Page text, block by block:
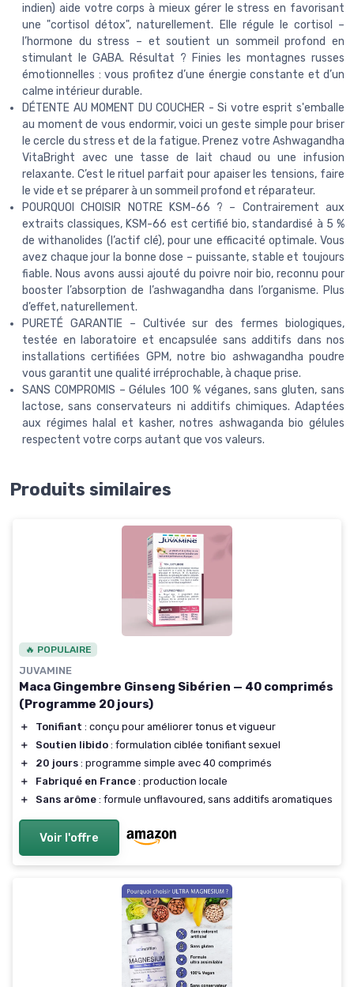
indien) aide votre corps à mieux gérer le stress en favorisant
une "cortisol détox", naturellement. Elle régule le cortisol –
l’hormone du stress – et soutient un sommeil profond en
stimulant le GABA. Résultat ? Finies les montagnes russes
émotionnelles : vous profitez d’une énergie constante et d’un
calme intérieur durable.
DÉTENTE AU MOMENT DU COUCHER - Si votre esprit s'emballe
au moment de vous endormir, voici un geste simple pour briser
le cercle du stress et de la fatigue. Prenez votre Ashwagandha
VitaBright avec une tasse de lait chaud ou une infusion
relaxante. C’est le rituel parfait pour apaiser les tensions, faire
le vide et se préparer à un sommeil profond et réparateur.
POURQUOI CHOISIR NOTRE KSM-66 ? – Contrairement aux
extraits classiques, KSM-66 est certifié bio, standardisé à 5 %
de withanolides (l’actif clé), pour une efficacité optimale. Vous
avez chaque jour la bonne dose – puissante, stable et toujours
fiable. Nous avons aussi ajouté du poivre noir bio, reconnu pour
booster l’absorption de l’ashwagandha dans l’organisme. Plus
d’effet, naturellement.
PURETÉ GARANTIE – Cultivée sur des fermes biologiques,
testée en laboratoire et encapsulée sans additifs dans nos
installations certifiées GPM, notre bio ashwagandha poudre
vous garantit une qualité irréprochable, à chaque prise.
SANS COMPROMIS – Gélules 100 % véganes, sans gluten, sans
lactose, sans conservateurs ni additifs chimiques. Adaptées
aux régimes halal et kasher, notres ashwaganda bio gélules
respectent votre corps autant que vos valeurs.
Produits similaires
🔥 POPULAIRE
JUVAMINE
Maca Gingembre Ginseng Sibérien — 40 comprimés
(Programme 20 jours)
＋ Tonifiant : conçu pour améliorer tonus et vigueur
＋
Soutien libido : formulation ciblée tonifiant sexuel
＋
20 jours : programme simple avec 40 comprimés
＋
Fabriqué en France : production locale
＋
Sans arôme : formule unflavoured, sans additifs aromatiques
Voir l'offre